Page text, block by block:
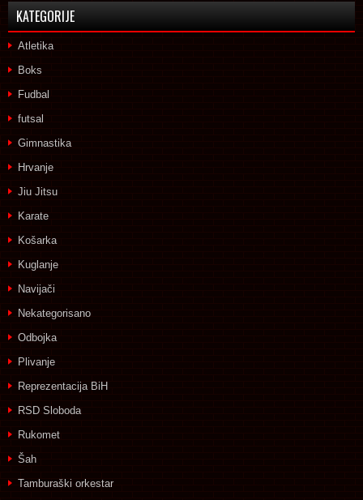
KATEGORIJE
Atletika
Boks
Fudbal
futsal
Gimnastika
Hrvanje
Jiu Jitsu
Karate
Košarka
Kuglanje
Navijači
Nekategorisano
Odbojka
Plivanje
Reprezentacija BiH
RSD Sloboda
Rukomet
Šah
Tamburaški orkestar